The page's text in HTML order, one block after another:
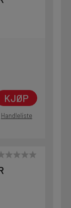
KJØP
Handleliste